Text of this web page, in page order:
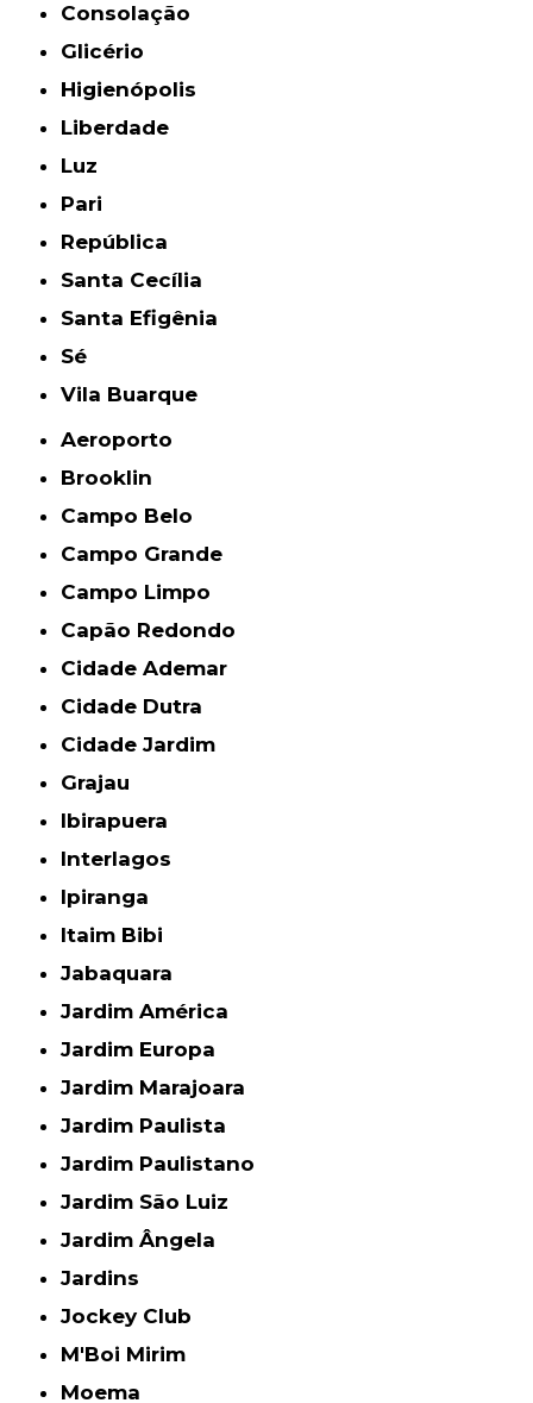
Consolação
Glicério
Higienópolis
Liberdade
Luz
Pari
República
Santa Cecília
Santa Efigênia
Sé
Vila Buarque
Aeroporto
Brooklin
Campo Belo
Campo Grande
Campo Limpo
Capão Redondo
Cidade Ademar
Cidade Dutra
Cidade Jardim
Grajau
Ibirapuera
Interlagos
Ipiranga
Itaim Bibi
Jabaquara
Jardim América
Jardim Europa
Jardim Marajoara
Jardim Paulista
Jardim Paulistano
Jardim São Luiz
Jardim Ângela
Jardins
Jockey Club
M'Boi Mirim
Moema